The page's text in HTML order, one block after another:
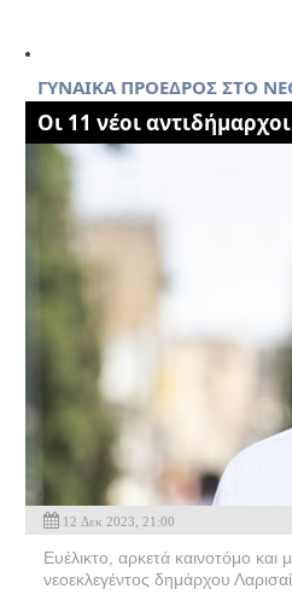
ΓΥΝΑΙΚΑ ΠΡΟΕΔΡΟΣ ΣΤΟ
Οι 11 νέοι
12 Δεκ 2023, 21:00
Ευέλικτο, αρκετά καινοτόμο
νεοεκλεγέντος δημάρχου